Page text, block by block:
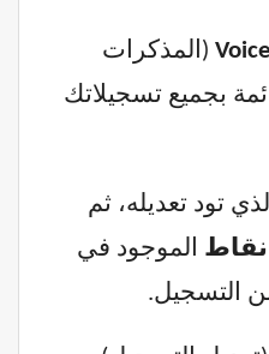
(المذكرات
بجميع تسجيلاتك
تود تعديله، ثم
نقاط الموجود في
من التسجيل.